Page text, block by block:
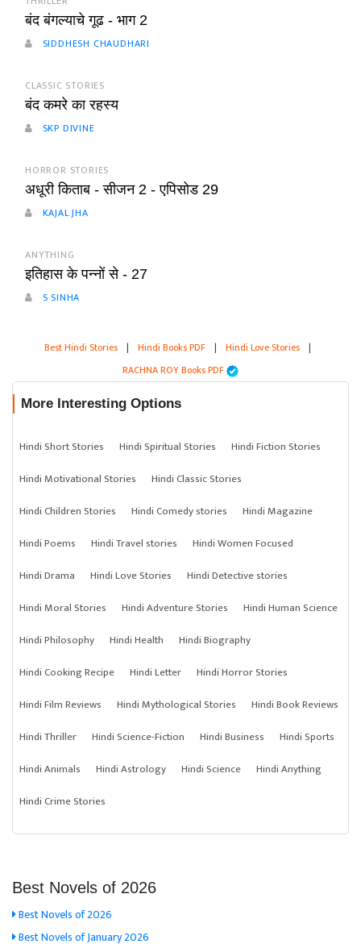
बंद बंगल्याचे गूढ - भाग 2
SIDDHESH CHAUDHARI
CLASSIC STORIES
बंद कमरे का रहस्य
SKP DIVINE
HORROR STORIES
अधूरी किताब - सीजन 2 - एपिसोड 29
KAJAL JHA
ANYTHING
इतिहास के पन्नों से - 27
S SINHA
Best Hindi Stories | Hindi Books PDF | Hindi Love Stories |
RACHNA ROY Books PDF
More Interesting Options
Hindi Short Stories Hindi Spiritual Stories
Hindi Fiction Stories
Hindi Motivational Stories
Hindi Classic Stories
Hindi Children Stories
Hindi Comedy stories
Hindi Magazine
Hindi Poems
Hindi Travel stories
Hindi Women Focused
Hindi Drama
Hindi Love Stories
Hindi Detective stories
Hindi Moral Stories
Hindi Adventure Stories
Hindi Human Science
Hindi Philosophy
Hindi Health
Hindi Biography
Hindi Cooking Recipe
Hindi Letter
Hindi Horror Stories
Hindi Film Reviews
Hindi Mythological Stories
Hindi Book Reviews
Hindi Thriller
Hindi Science-Fiction Hindi Business
Hindi Sports
Hindi Animals
Hindi Astrology Hindi Science
Hindi Anything
Hindi Crime Stories
Best Novels of 2026
Best Novels of 2026
Best Novels of January 2026